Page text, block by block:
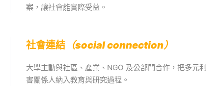
案，讓社會能實際受益。
社會連結 （social connection）
大學主動與社區、產業、NGO 及公部門合作，把多元利
害關係人納入教育與研究過程。